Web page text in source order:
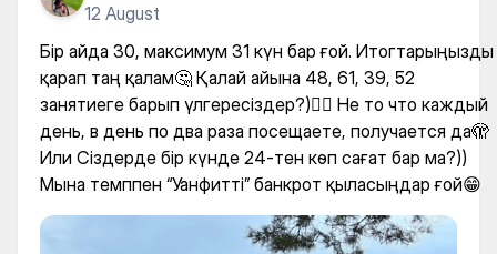
12 August
Бір айда 30, максимум 31 күн бар ғой. Итогтарыңызды
қарап таң қалам🤔 Қалай айына 48, 61, 39, 52
занятиеге барып үлгересіздер?)🤷‍♀️ Не то что каждый
день, в день по два раза посещаете, получается да🫣
Или Сіздерде бір күнде 24-тен көп сағат бар ма?))
Мына темппен “Уанфитті” банкрот қыласыңдар ғой😁